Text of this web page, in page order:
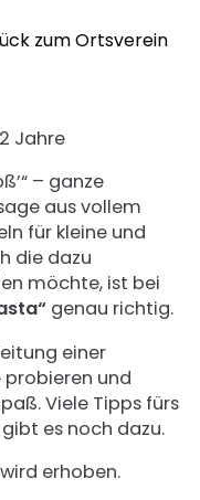
zum Ortsverein
Jahre
– ganze
aus vollem
für kleine und
die dazu
möchte, ist bei
genau richtig.
einer
probieren und
Viele Tipps fürs
es noch dazu.
erhoben.